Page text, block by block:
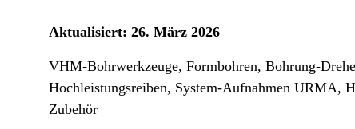
Aktualisiert: 26. März 2026
VHM-Bohrwerkzeuge, Formbohren, Bohrung-
Hochleistungsreiben, System-Aufnahmen URMA,
Zubehör